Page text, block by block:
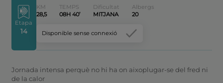
Etapa
14
KM
28,5
TEMPS
08H 40’
Dificultat
MITJANA
Albergs
20
Disponible sense connexió
Jornada intensa perquè no hi ha on aixoplugar-se del fred ni
de la calor